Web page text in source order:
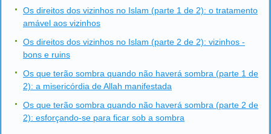
Os direitos dos vizinhos no Islam (parte 1 de 2): o tratamento
amável aos vizinhos
Os direitos dos vizinhos no Islam (parte 2 de 2): vizinhos -
bons e ruins
Os que terão sombra quando não haverá sombra (parte 1 de
2): a misericórdia de Allah manifestada
Os que terão sombra quando não haverá sombra (parte 2 de
2): esforçando-se para ficar sob a sombra